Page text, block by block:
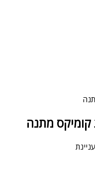
קומיקס מתנה